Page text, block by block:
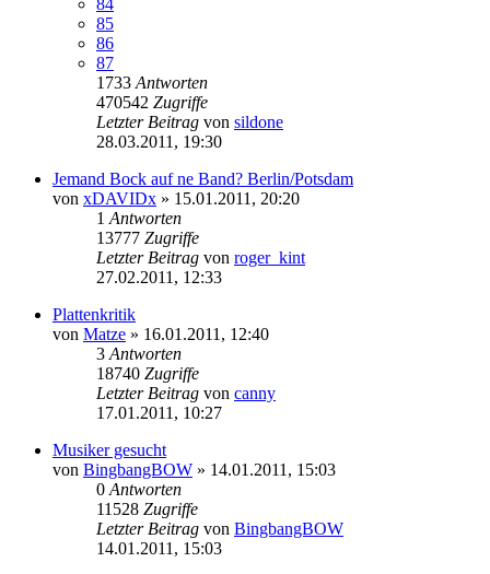
85
86
87
1733 Antworten
470542 Zugriffe
Letzter Beitrag von sildone
28.03.2011, 19:30
Jemand Bock auf ne Band? Berlin/Potsdam
von xDAVIDx » 15.01.2011, 20:20
1 Antworten
13777 Zugriffe
Letzter Beitrag von roger_kint
27.02.2011, 12:33
Plattenkritik
von Matze » 16.01.2011, 12:40
3 Antworten
18740 Zugriffe
Letzter Beitrag von canny
17.01.2011, 10:27
Musiker gesucht
von BingbangBOW » 14.01.2011, 15:03
0 Antworten
11528 Zugriffe
Letzter Beitrag von BingbangBOW
14.01.2011, 15:03